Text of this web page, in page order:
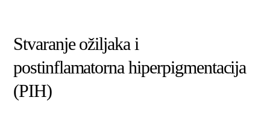
Stvaranje ožiljaka i
postinflamatorna hiperpigmentacija
(PIH)